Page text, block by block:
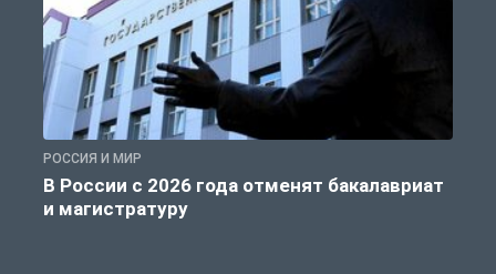
РОССИЯ И МИР
В России с 2026 года отменят бакалавриат
и магистратуру